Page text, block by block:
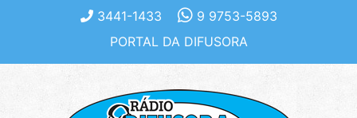
3441-1433
9 9753-5893
PORTAL DA DIFUSORA